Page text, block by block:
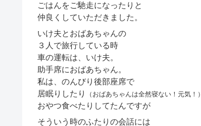
ごはんをご馳走になったりと
仲良くしていただきました。
いけ夫とおばあちゃんの
３人で旅行している時
車の運転は、いけ夫。
助手席におばあちゃん。
私は、のんびり後部座席で
居眠りしたり
（おばあちゃんは全然寝ない！元気！）
おやつ食べたりしてたんですが
そういう時のふたりの会話には